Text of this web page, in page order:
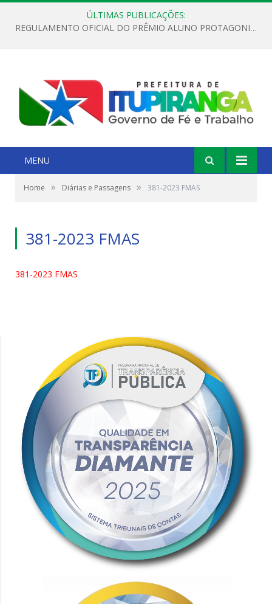
ÚLTIMAS PUBLICAÇÕES:
REGULAMENTO OFICIAL DO PRÊMIO ALUNO PROTAGONISTA – EDIÇÃO 2026
MENU
Home » Diárias e Passagens » 381-2023 FMAS
381-2023 FMAS
381-2023 FMAS